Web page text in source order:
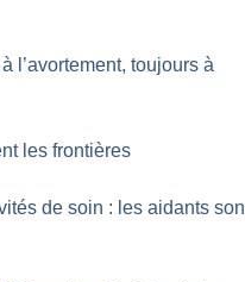
l’avortement, toujours à
les frontières
de soin : les aidants